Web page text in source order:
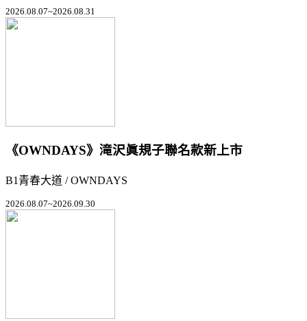
2026.08.07~2026.08.31
《OWNDAYS》滝沢眞規子聯名款新上市
B1青春大道 / OWNDAYS
2026.08.07~2026.09.30